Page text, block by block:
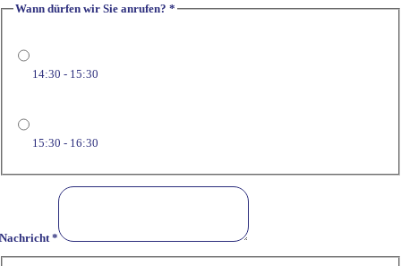
Wann dürfen wir Sie anrufen?*
14:30 - 15:30
15:30 - 16:30
Nachricht*